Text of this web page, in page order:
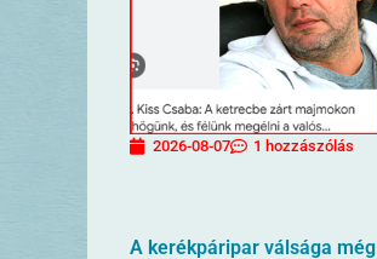
2026-08-07 1 hozzászólás
A kerékpáripar válsága még